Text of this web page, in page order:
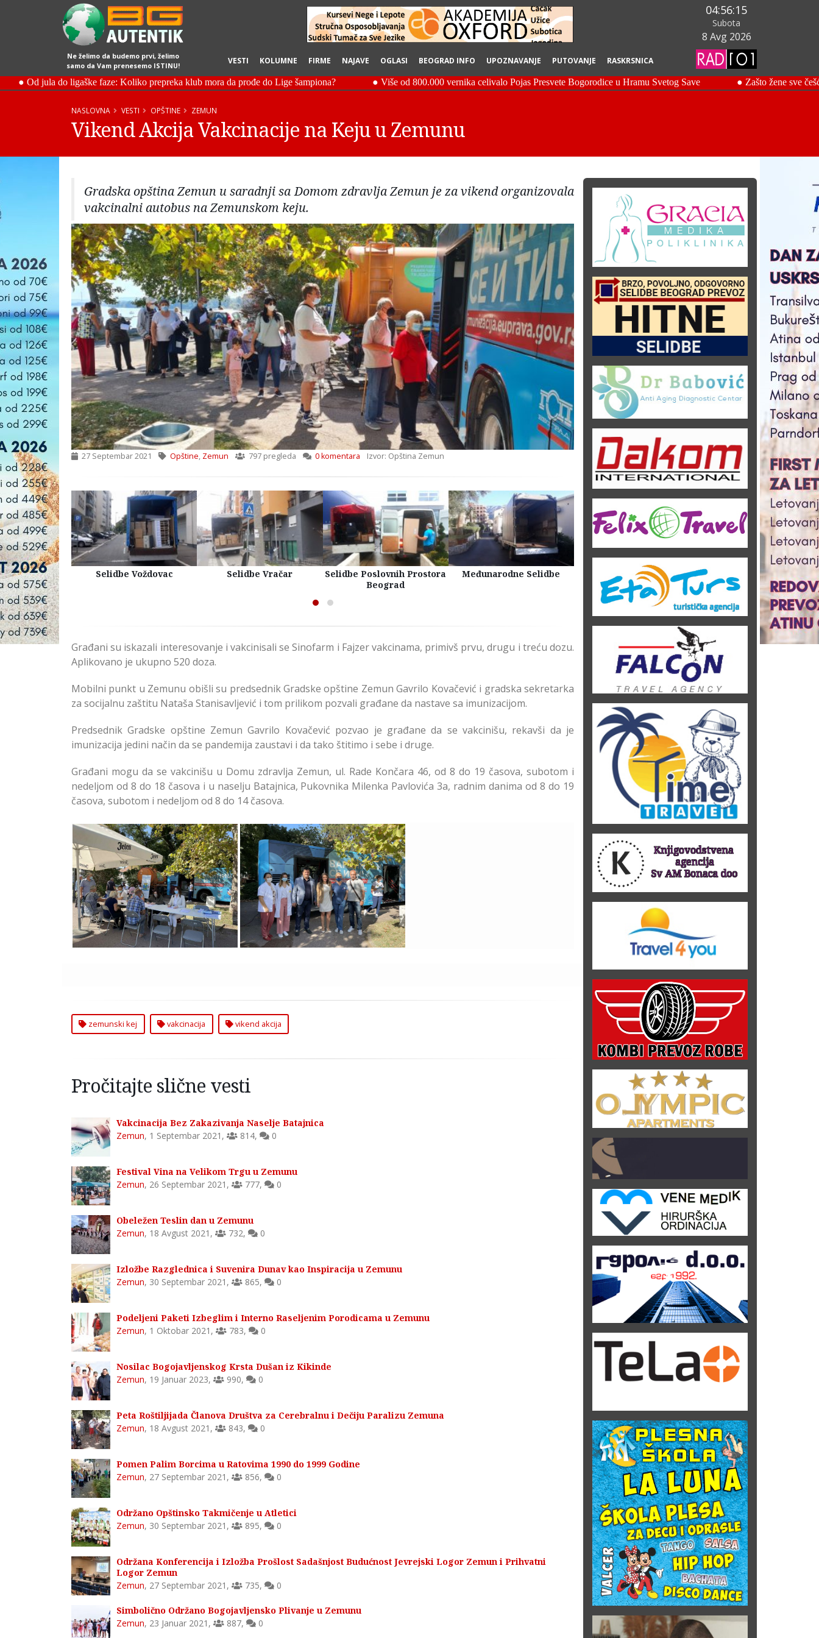
Ne želimo da budemo prvi, želimo
samo da Vam prenesemo ISTINU!
VESTI KOLUMNE FIRME NAJAVE OGLASI BEOGRAD INFO UPOZNAVANJE PUTOVANJE RASKRSNICA
04:56:16
Subota
8 Avg 2026
NASLOVNA VESTI OPŠTINE ZEMUN
Vikend Akcija Vakcinacije na Keju u Zemunu
Gradska opština Zemun u saradnji sa Domom zdravlja Zemun je za vikend organizovala
vakcinalni autobus na Zemunskom keju.
27 Septembar 2021 Opštine, Zemun 797 pregleda 0 komentara Izvor: Opština Zemun
Beograd Selidbe Voždovac Selidbe Vračar
Selidbe Poslovnih Prostora
Beograd
Međunarodne Selidbe Selidbe Firme Beograd
Skladištenje Stvari
Magacin Lagerovanje
Građani su iskazali interesovanje i vakcinisali se Sinofarm i Fajzer vakcinama, primivš prvu, drugu i treću dozu.
Aplikovano je ukupno 520 doza.
Mobilni punkt u Zemunu obišli su predsednik Gradske opštine Zemun Gavrilo Kovačević i gradska sekretarka
za socijalnu zaštitu Nataša Stanisavljević i tom prilikom pozvali građane da nastave sa imunizacijom.
Predsednik Gradske opštine Zemun Gavrilo Kovačević pozvao je građane da se vakcinišu, rekavši da je
imunizacija jedini način da se pandemija zaustavi i da tako štitimo i sebe i druge.
Građani mogu da se vakcinišu u Domu zdravlja Zemun, ul. Rade Končara 46, od 8 do 19 časova, subotom i
nedeljom od 8 do 18 časova i u naselju Batajnica, Pukovnika Milenka Pavlovića 3a, radnim danima od 8 do 19
časova, subotom i nedeljom od 8 do 14 časova.
Vikend Akcija Vakcinacije na
Keju u Zemunu
Vikend Akcija Vakcinacije na
Keju
zemunski kej vakcinacija vikend akcija
Pročitajte slične vesti
Vakcinacija Bez Zakazivanja Naselje Batajnica
Zemun, 1 Septembar 2021 , 814, 0
Festival Vina na Velikom Trgu u Zemunu
Zemun, 26 Septembar 2021 , 777, 0
Obeležen Teslin dan u Zemunu
Zemun, 18 Avgust 2021 , 732, 0
Izložbe Razglednica i Suvenira Dunav kao Inspiracija u Zemunu
Zemun, 30 Septembar 2021 , 865, 0
Podeljeni Paketi Izbeglim i Interno Raseljenim Porodicama u Zemunu
Zemun, 1 Oktobar 2021 , 783, 0
Nosilac Bogojavljenskog Krsta Dušan iz Kikinde
Zemun, 19 Januar 2023, 990, 0
Peta Roštiljijada Članova Društva za Cerebralnu i Dečiju Paralizu Zemuna
Zemun, 18 Avgust 2021 , 843, 0
Pomen Palim Borcima u Ratovima 1990 do 1999 Godine
Zemun, 27 Septembar 2021 , 856, 0
Održano Opštinsko Takmičenje u Atletici
Zemun, 30 Septembar 2021 , 895, 0
Održana Konferencija i Izložba Prošlost Sadašnjost Budućnost Jevrejski Logor Zemun i Prihvatni
Logor Zemun
Zemun, 27 Septembar 2021 , 735, 0
Simbolično Održano Bogojavljensko Plivanje u Zemunu
Zemun, 23 Januar 2021 , 887, 0